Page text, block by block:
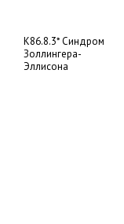
K86.8.3* Синдром
Золлингера-
Эллисона